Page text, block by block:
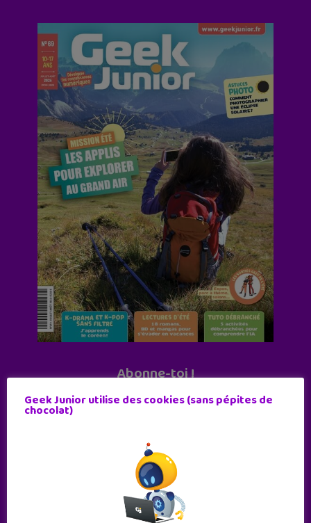
Abonne-toi !
11 numéros par an
Geek Junior utilise des cookies (sans pépites de
chocolat)